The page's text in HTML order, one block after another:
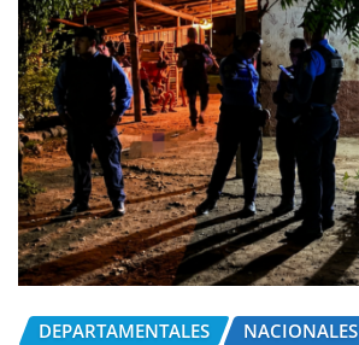
DEPARTAMENTALES NACIONALES